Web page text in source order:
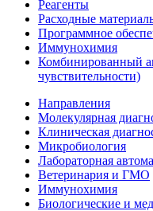
Реагенты
Расходные
Программное
Иммунохимия
Комбинированный
чувствительности)
Направления
Молекулярная
Клиническая
Микробиология
Лабораторная
Ветеринария и ГМО
Иммунохимия
Биологические и